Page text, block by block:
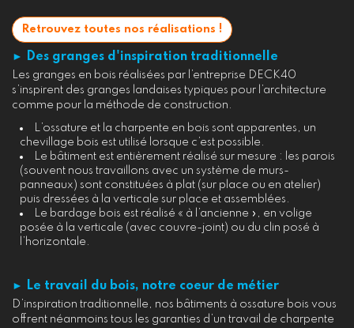
Retrouvez toutes nos réalisations !
► Des granges d'inspiration traditionnelle
Les granges en bois réalisées par l’entreprise DECK40
s’inspirent des granges landaises typiques pour l’architecture
comme pour la méthode de construction.
L’ossature et la charpente en bois sont apparentes, un
chevillage bois est utilisé lorsque c’est possible.
Le bâtiment est entièrement réalisé sur mesure : les parois
(souvent nous travaillons avec un système de murs-
panneaux) sont constituées à plat (sur place ou en atelier)
puis dressées à la verticale sur place et assemblées.
Le bardage bois est réalisé « à l’ancienne », en volige
posée à la verticale (avec couvre-joint) ou du clin posé à
l’horizontale.
► Le travail du bois, notre coeur de métier
D’inspiration traditionnelle, nos bâtiments à ossature bois vous
offrent néanmoins tous les garanties d’un travail de charpente